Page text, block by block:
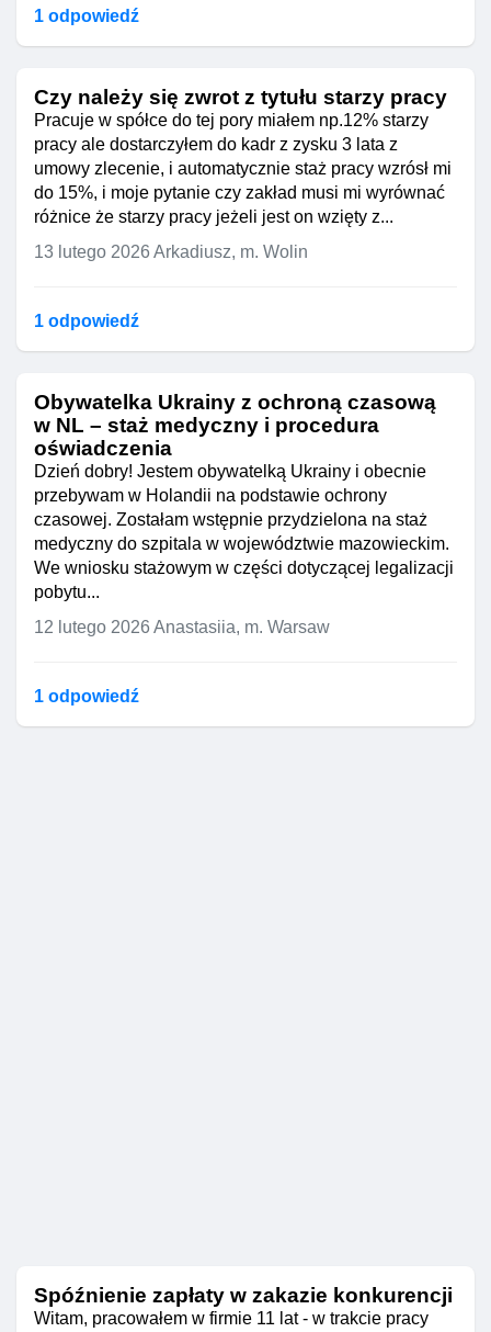
1 odpowiedź
Czy należy się zwrot z tytułu starzy pracy
Pracuje w spółce do tej pory miałem np.12% starzy
pracy ale dostarczyłem do kadr z zysku 3 lata z
umowy zlecenie, i automatycznie staż pracy wzrósł mi
do 15%, i moje pytanie czy zakład musi mi wyrównać
różnice że starzy pracy jeżeli jest on wzięty z...
13 lutego 2026 Arkadiusz, m. Wolin
1 odpowiedź
Obywatelka Ukrainy z ochroną czasową
w NL – staż medyczny i procedura
oświadczenia
Dzień dobry! Jestem obywatelką Ukrainy i obecnie
przebywam w Holandii na podstawie ochrony
czasowej. Zostałam wstępnie przydzielona na staż
medyczny do szpitala w województwie mazowieckim.
We wniosku stażowym w części dotyczącej legalizacji
pobytu...
12 lutego 2026 Anastasiia, m. Warsaw
1 odpowiedź
Spóźnienie zapłaty w zakazie konkurencji
Witam, pracowałem w firmie 11 lat - w trakcie pracy